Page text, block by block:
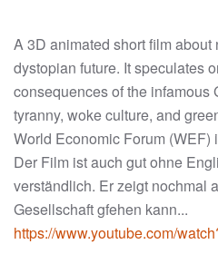
A 3D animated short film about
dystopian future. It speculates
consequences of the infamous
tyranny, woke culture, and
World Economic Forum (WEF)
Der Film ist auch gut ohne
verständlich. Er zeigt nochmal
Gesellschaft gfehen kann...
https://www.youtube.com/